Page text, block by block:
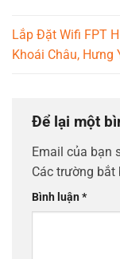
Lắp Đặt Wifi FPT
Khoái Châu, Hưng
Để lại một
Email của bạn
Các trường
Bình luận*